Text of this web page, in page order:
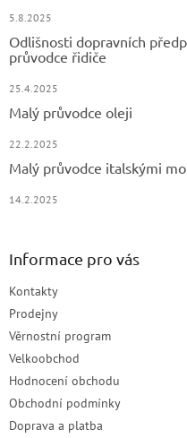
5.8.2025
Odlišnosti dopravních
průvodce řidiče
25.4.2025
Malý průvodce oleji
22.2.2025
Malý průvodce italskými
14.2.2025
Informace pro vás
Kontakty
Prodejny
Věrnostní program
Velkoobchod
Hodnocení obchodu
Obchodní podmínky
Doprava a platba